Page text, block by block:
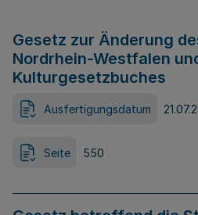
Gesetz zur Änderung
Nordrhein-Westfalen
Kulturgesetzbuches
Ausfertigungsdatum
Seite 550